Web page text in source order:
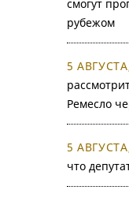
смогут
рубежом
5
Ремесло
5
что